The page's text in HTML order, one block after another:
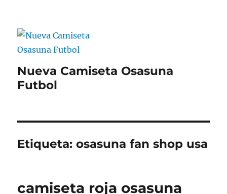
Nueva Camiseta Osasuna
Futbol
Etiqueta:osasuna fan shop usa
camiseta roja osasuna